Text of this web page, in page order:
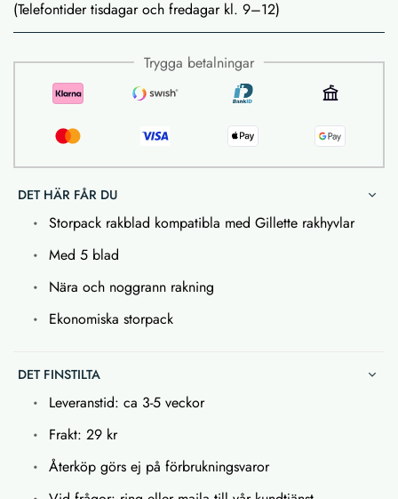
(Telefontider tisdagar och fredagar kl. 9–12)
Trygga betalningar
DET HÄR FÅR DU
Storpack rakblad kompatibla med Gillette rakhyvlar
Med 5 blad
Nära och noggrann rakning
Ekonomiska storpack
DET FINSTILTA
Leveranstid: ca 3-5 veckor
Frakt: 29 kr
Återköp görs ej på förbrukningsvaror